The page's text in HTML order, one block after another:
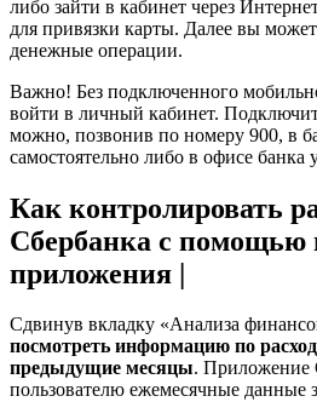
•
Перевод
денег
сбп
либо зайти в кабинет через
для привязки карты. Далее вы
денежные операции.
Важно! Без подключенного
войти в личный кабинет.
можно, позвонив по номеру 900, в
самостоятельно либо в офисе банка
Как контролировать
Сбербанка с помощью
приложения |
Сдвинув вкладку «Анализа
посмотреть информацию по
предыдущие месяцы. Приложение
пользователю ежемесячные данные